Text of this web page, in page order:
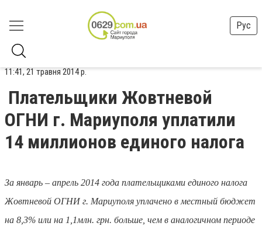
Рус
11:41, 21 травня 2014 р.
Плательщики Жовтневой
ОГНИ г. Мариуполя уплатили
14 миллионов единого налога
За январь – апрель 2014 года плательщиками единого налога
Жовтневой ОГНИ г. Мариуполя уплачено в местный бюджет
на 8,3% или на 1,1млн. грн. больше, чем в аналогичном периоде